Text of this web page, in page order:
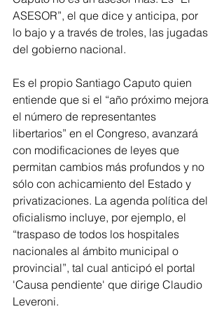
ASESOR”, el que dice y anticipa, por
lo bajo y a través de troles, las jugadas
del gobierno nacional.
Es el propio Santiago Caputo quien
entiende que si el “año próximo mejora
el número de representantes
libertarios” en el Congreso, avanzará
con modificaciones de leyes que
permitan cambios más profundos y no
sólo con achicamiento del Estado y
privatizaciones. La agenda política del
oficialismo incluye, por ejemplo, el
“traspaso de todos los hospitales
nacionales al ámbito municipal o
provincial”, tal cual anticipó el portal
'Causa pendiente' que dirige Claudio
Leveroni.